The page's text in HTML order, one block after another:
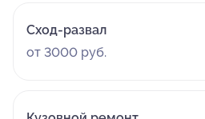
Сход-развал
от 3000 руб.